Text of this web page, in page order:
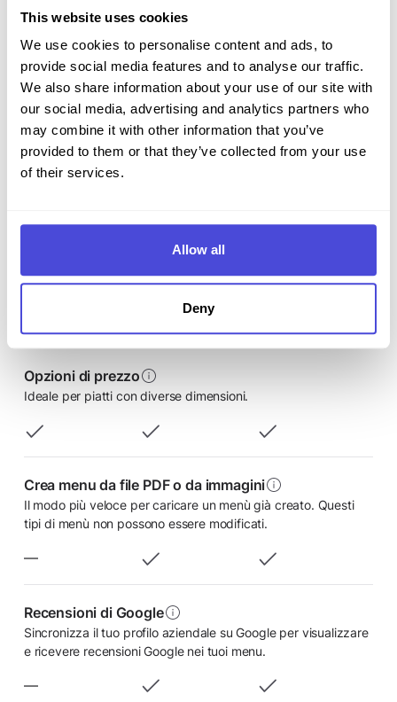
This website uses cookies
We use cookies to personalise content and ads, to
provide social media features and to analyse our traffic.
We also share information about your use of our site with
our social media, advertising and analytics partners who
may combine it with other information that you’ve
provided to them or that they’ve collected from your use
of their services.
Allow all
Deny
Invita altri utenti al tuo account e lavora con loro come un
vero e proprio team per gestire i tuoi menù.
1 2 4
Piatti con foto
Aggiungi foto di alta qualità al listino dei piatti.
Segnala gli allergeni presenti in ciascuno dei tuoi piatti.
Opzioni di prezzo
Ideale per piatti con diverse dimensioni.
Crea menu da file PDF o da immagini
Il modo più veloce per caricare un menù già creato. Questi
tipi di menù non possono essere modificati.
—
Recensioni di Google
Sincronizza il tuo profilo aziendale su Google per visualizzare
e ricevere recensioni Google nei tuoi menu.
—